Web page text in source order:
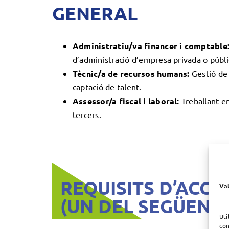
GENERAL
Administratiu/va financer i
d’administració d’empresa privada o
Tècnic/a de recursos humans: Gestió
captació de talent.
Assessor/a fiscal i laboral: Treballant
tercers.
REQUISITS
(UN DEL